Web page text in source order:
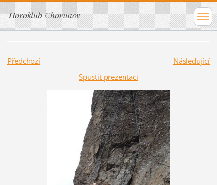
Horoklub Chomutov
Předchozí
Následující
Spustit prezentaci